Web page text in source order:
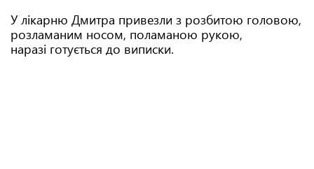
У лікарню Дмитра привезли з розбитою головою,
розламаним носом, поламаною рукою,
наразі готується до виписки.